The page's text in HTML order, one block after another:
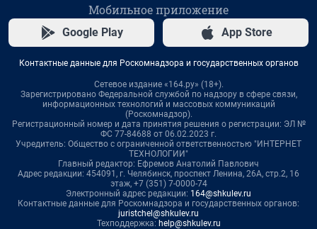
Мобильное приложение
Google Play App Store
Контактные данные для Роскомнадзора и государственных органов
Сетевое издание «164.ру» (18+).
Зарегистрировано Федеральной службой по надзору в сфере связи,
информационных технологий и массовых коммуникаций
(Роскомнадзор).
Регистрационный номер и дата принятия решения о регистрации: ЭЛ №
ФС 77-84688 от 06.02.2023 г.
Учредитель: Общество с ограниченной ответственностью "ИНТЕРНЕТ
ТЕХНОЛОГИИ"
Главный редактор: Ефремов Анатолий Павлович
Адрес редакции: 454091, г. Челябинск, проспект Ленина, 26А, стр.2, 16
этаж, +7 (351) 7-0000-74
Электронный адрес редакции: 164@shkulev.ru
Контактные данные для Роскомнадзора и государственных органов:
juristchel@shkulev.ru
Техподдержка: help@shkulev.ru